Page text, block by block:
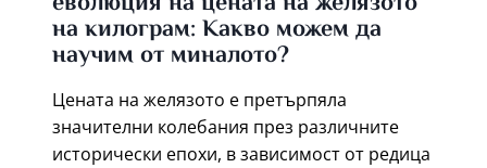
на килограм: Какво можем да
научим от миналото?
Цената на желязото е претърпяла
значителни колебания през различните
исторически епохи, в зависимост от редица